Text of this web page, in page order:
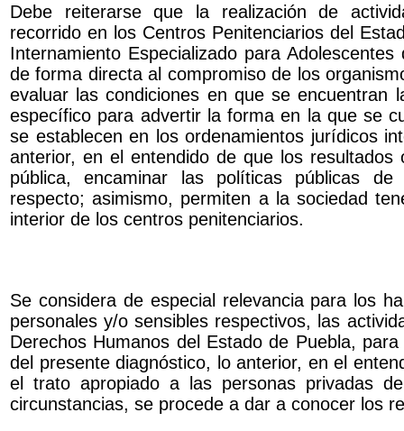
Debe reiterarse que la realización de
recorrido en los Centros Penitenciarios del
Internamiento Especializado para
de forma directa al compromiso de los
evaluar las condiciones en que se encuentran
específico para advertir la forma en la que se
se establecen en los ordenamientos jurídicos
anterior, en el entendido de que los resultados
pública, encaminar las políticas públicas
respecto; asimismo, permiten a la sociedad
interior de los centros penitenciarios.
Se considera de especial relevancia para los
personales y/o sensibles respectivos, las
Derechos Humanos del Estado de Puebla,
del presente diagnóstico, lo anterior, en el
el trato apropiado a las personas privadas
circunstancias, se procede a dar a conocer los